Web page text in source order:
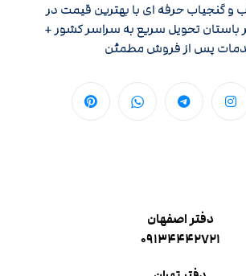
و گنجیاب حرفه ای با بهترین قیمت در
باستان تحویل سریع به سراسر کشور +
پس از فروش مطمئن
دفتر اصفهان
۰۹۱۳۴۴۴۲۷۲۱